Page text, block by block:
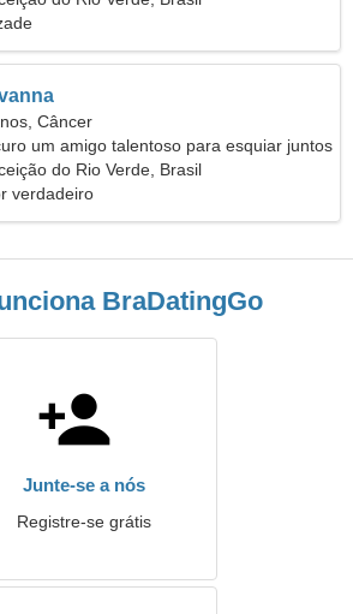
Câncer
um amigo talentoso para esquiar juntos
do Rio Verde, Brasil
verdadeiro
BraDatingGo
Junte-se a nós
Registre-se grátis